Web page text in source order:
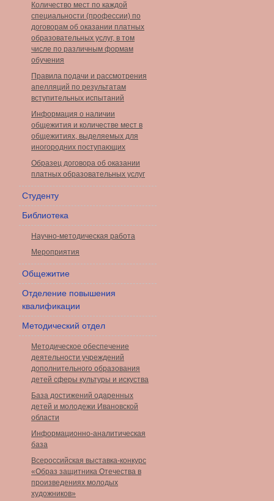
Количество мест по каждой
специальности (профессии) по
договорам об оказании платных
образовательных услуг, в том
числе по различным формам
обучения
Правила подачи и рассмотрения
апелляций по результатам
вступительных испытаний
Информация о наличии
общежития и количестве мест в
общежитиях, выделяемых для
иногородних поступающих
Образец договора об оказании
платных образовательных услуг
Студенту
Библиотека
Научно-методическая работа
Мероприятия
Общежитие
Отделение повышения
квалификации
Методический отдел
Методическое обеспечение
деятельности учреждений
дополнительного образования
детей сферы культуры и искуства
База достижений одаренных
детей и молодежи Ивановской
области
Информационно-аналитическая
база
Всероссийская выставка-конкурс
«Образ защитника Отечества в
произведениях молодых
художников»